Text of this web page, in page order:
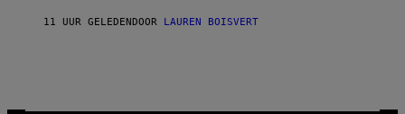
T11 UUR GELEDENDOOR LAUREN BOISVERT